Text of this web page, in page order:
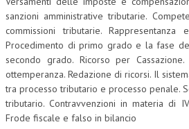
sanzioni amministrative tributarie.
commissioni tributarie.
Procedimento di primo grado e la fase
secondo grado. Ricorso per
ottemperanza. Redazione di ricorsi. Il
tra processo tributario e processo penale.
tributario. Contravvenzioni in materia di
Frode fiscale e falso in bilancio